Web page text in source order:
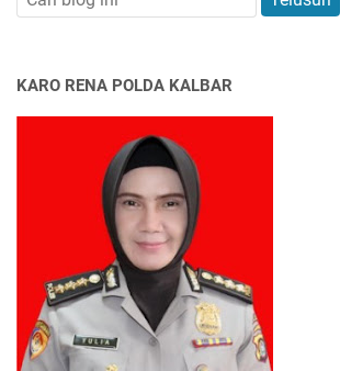
KARO RENA POLDA KALBAR